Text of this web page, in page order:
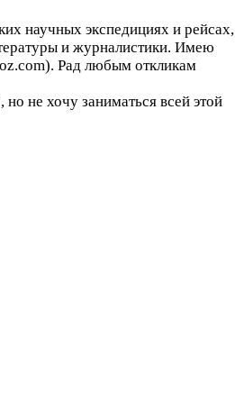
научных экспедициях и рейсах,
и журналистики. Имею
Рад любым откликам
не хочу заниматься всей этой